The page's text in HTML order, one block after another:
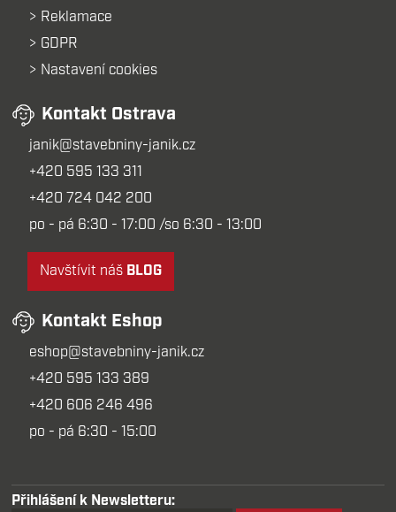
Reklamace
GDPR
Nastavení cookies
Kontakt Ostrava
janik@stavebniny-janik.cz
+420 595 133 311
+420 724 042 200
po - pá 6:30 - 17:00 /so 6:30 - 13:00
Navštívit náš BLOG
Kontakt Eshop
eshop@stavebniny-janik.cz
+420 595 133 389
+420 606 246 496
po - pá 6:30 - 15:00
Přihlášení k Newsletteru: